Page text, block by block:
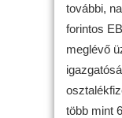
további,
forintos
meglévő
több mint